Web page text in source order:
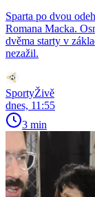
Sparta po dvou
Romana Macka.
dvěma starty v
nezažil.
SportyŽivě
dnes, 11:55
3 min